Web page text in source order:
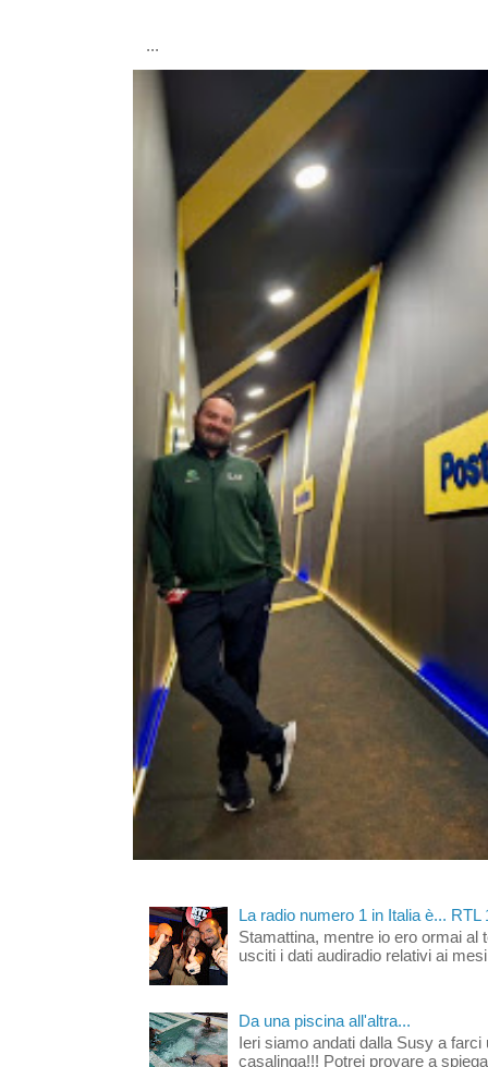
...
La radio numero 1 in Italia è... RTL
Stamattina, mentre io ero ormai al
usciti i dati audiradio relativi ai
Da una piscina all'altra...
Ieri siamo andati dalla Susy a
casalinga!!! Potrei provare a